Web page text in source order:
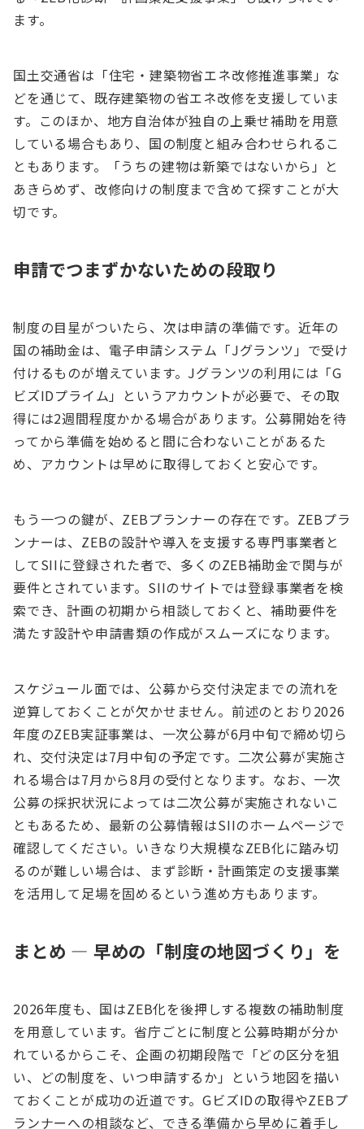
ます。
国土交通省は「住宅・建築物省エネ改修推進事業」な
どを通じて、既存建築物の省エネ改修を支援していま
す。このほか、地方自治体が独自の上乗せ補助を用意
している場合もあり、国の制度と組み合わせられるこ
ともあります。「うちの建物は新築ではないから」と
あきらめず、改修向けの制度まで含めて探すことが大
切です。
申請でつまずかないための段取り
制度の目星がついたら、次は申請の準備です。近年の
国の補助金は、電子申請システム「Jグランツ」で受け
付けるものが増えています。Jグランツの利用には「G
ビズIDプライム」というアカウントが必要で、その取
得には2週間程度かかる場合があります。公募開始を待
ってから準備を始めると間に合わないことがあるた
め、アカウントは早めに取得しておくと安心です。
もう一つの鍵が、ZEBプランナーの存在です。ZEBプラ
ンナーは、ZEBの設計や導入を支援する専門事業者と
してSIIに登録された者で、多くのZEB補助金で関与が
要件とされています。SIIのサイトでは登録事業者を検
索でき、計画の初期から相談しておくと、補助要件を
満たす設計や申請書類の作成がスムーズになります。
スケジュール面では、公募から交付決定までの流れを
逆算しておくことが欠かせません。前述のとおり2026
年度のZEB実証事業は、一次公募が6月中旬で締め切ら
れ、交付決定は7月中旬の予定です。二次公募が実施さ
れる場合は7月から8月の受付となります。なお、一次
公募の採択状況によっては二次公募が実施されないこ
ともあるため、最新の公募情報はSIIのホームページで
確認してください。いきなり大規模なZEB化に踏み切
るのが難しい場合は、まず診断・計画策定の支援事業
を活用して足場を固めるという進め方もあります。
まとめ ― 早めの「制度の地図づくり」を
2026年度も、国はZEB化を後押しする複数の補助制度
を用意しています。省庁ごとに制度と公募時期が分か
れているからこそ、企画の初期段階で「どの区分を狙
い、どの制度を、いつ申請するか」という地図を描い
ておくことが成功の近道です。GビズIDの取得やZEBプ
ランナーへの相談など、できる準備から早めに着手し